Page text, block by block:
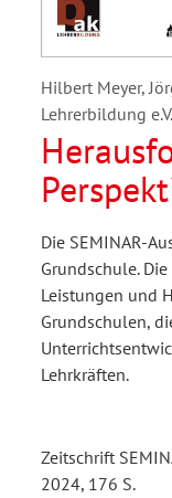
Hilbert Meyer,
Lehrerbildung
Die SEMINAR-
Grundschule.
Leistungen und
Grundschulen,
Lehrkräften.
Zeitschrift
2024, 176 S.